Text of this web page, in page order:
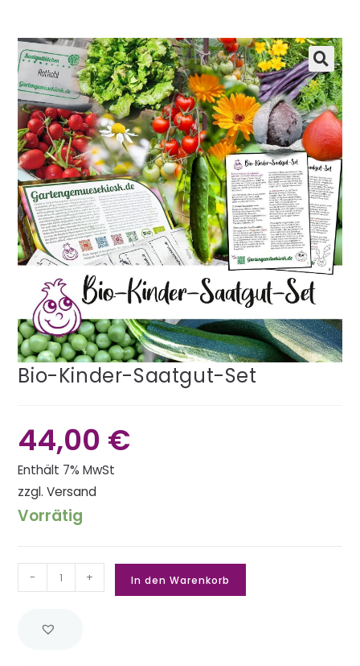
🔍
Bio-Kinder-Saatgut-Set
44,00 €
Enthält 7% MwSt
zzgl.Versand
Vorrätig
- + In den Warenkorb